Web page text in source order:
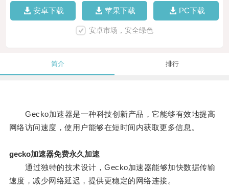
安卓下载 苹果下载 PC下载
安卓市场，安全绿色
简介 排行
Gecko加速器是一种科技创新产品，它能够有效地提高
网络访问速度，使用户能够在短时间内获取更多信息。
gecko加速器免费永久加速
通过独特的技术设计，Gecko加速器能够加快数据传输
速度，减少网络延迟，提供更稳定的网络连接。